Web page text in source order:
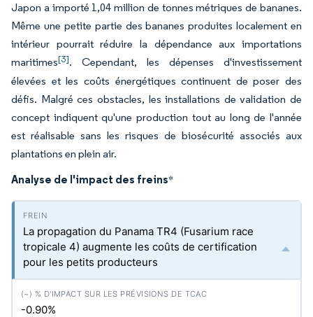
Japon a importé 1,04 million de tonnes métriques de bananes.
Même une petite partie des bananes produites localement en
intérieur pourrait réduire la dépendance aux importations
maritimes[3]. Cependant, les dépenses d'investissement
élevées et les coûts énergétiques continuent de poser des
défis. Malgré ces obstacles, les installations de validation de
concept indiquent qu'une production tout au long de l'année
est réalisable sans les risques de biosécurité associés aux
plantations en plein air.
Analyse de l'impact des freins*
La propagation du Panama TR4 (Fusarium race
tropicale 4) augmente les coûts de certification
pour les petits producteurs
-0.90%